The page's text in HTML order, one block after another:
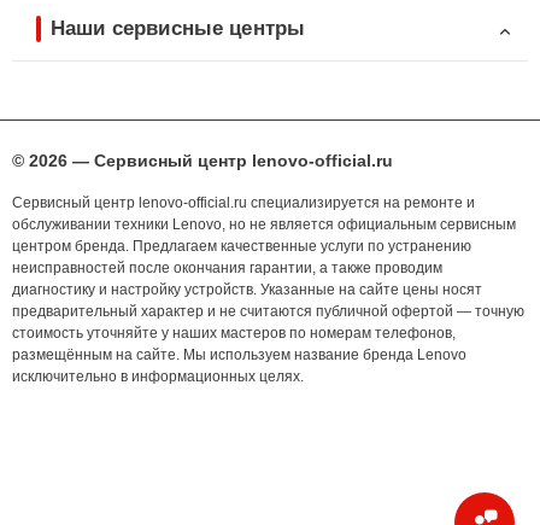
Наши сервисные центры
© 2026 — Сервисный центр lenovo-official.ru
Сервисный центр lenovo-official.ru специализируется на ремонте и
обслуживании техники Lenovo, но не является официальным сервисным
центром бренда. Предлагаем качественные услуги по устранению
неисправностей после окончания гарантии, а также проводим
диагностику и настройку устройств. Указанные на сайте цены носят
предварительный характер и не считаются публичной офертой — точную
стоимость уточняйте у наших мастеров по номерам телефонов,
размещённым на сайте. Мы используем название бренда Lenovo
исключительно в информационных целях.